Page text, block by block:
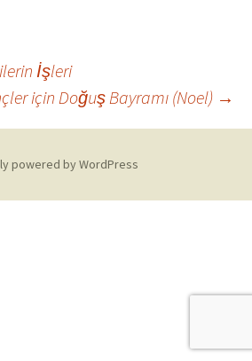
İşleri
için Doğuş Bayramı (Noel) →
powered by WordPress